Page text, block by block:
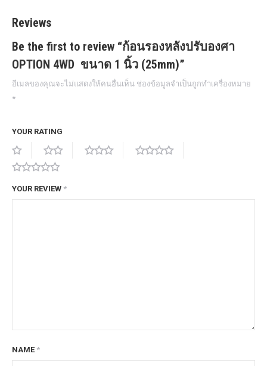
Reviews
Be the first to review “ก้อนรองหลังปรับองศา
OPTION 4WD ขนาด 1 นิ้ว (25mm)”
อีเมลของคุณจะไม่แสดงให้คนอื่นเห็น ช่องข้อมูลจำเป็นถูกทำเครื่องหมาย
*
YOUR RATING
YOUR REVIEW *
NAME *